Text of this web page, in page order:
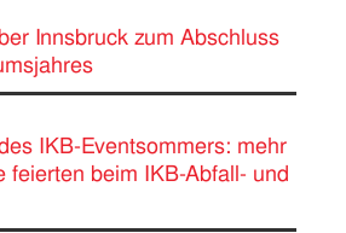
Innsbruck zum Abschluss
IKB-Eventsommers: mehr
feierten beim IKB-Abfall- und